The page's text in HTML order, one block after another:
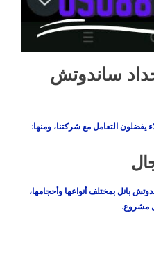
ساندوتش
يفضلون التعامل مع شركتنا، ومنها:
بانل بمختلف أنواعها وأحجامها،
مشروع.